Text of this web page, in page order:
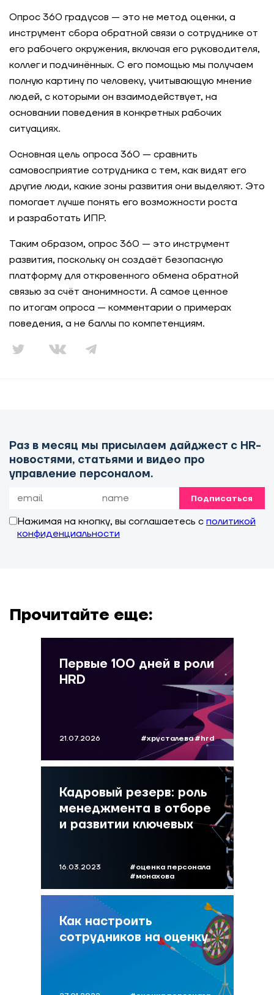
Опрос 360 градусов — это не метод оценки, а
инструмент сбора обратной связи о сотруднике от
его рабочего окружения, включая его руководителя,
коллег и подчинённых. С его помощью мы получаем
полную картину по человеку, учитывающую мнение
людей, с которыми он взаимодействует, на
основании поведения в конкретных рабочих
ситуациях.
Основная цель опроса 360 — сравнить
самовосприятие сотрудника с тем, как видят его
другие люди, какие зоны развития они выделяют. Это
помогает лучше понять его возможности роста
и разработать ИПР.
Таким образом, опрос 360 — это инструмент
развития, поскольку он создаёт безопасную
платформу для откровенного обмена обратной
связью за счёт анонимности. А самое ценное
по итогам опроса — комментарии о примерах
поведения, а не баллы по компетенциям.
Раз в месяц мы присылаем дайджест с HR-
новостями, статьями и видео про
управление персоналом.
Подписаться
Нажимая на кнопку, вы соглашаетесь с политикой
конфиденциальности
Прочитайте еще:
Первые 100 дней в роли
HRD
21.07.2026 #хрусталева#hrd
Кадровый резерв: роль
менеджмента в отборе
и развитии ключевых
16.03.2023
#оценка персонала
#монахова
#преемники
Как настроить
сотрудников на оценку